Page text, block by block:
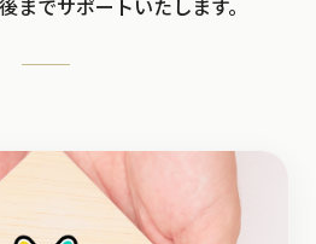
までサポートいたします。